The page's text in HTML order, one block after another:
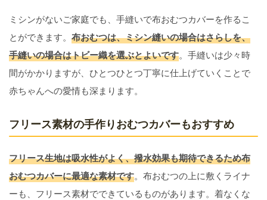
ミシンがないご家庭でも、手縫いで布おむつカバーを作るこ
とができます。 布おむつは、ミシン縫いの場合はさらしを、
手縫いの場合はトビー織を選ぶとよいです。手縫いは少々時
間がかかりますが、ひとつひとつ丁寧に仕上げていくことで
赤ちゃんへの愛情も深まります。
フリース素材の手作りおむつカバーもおすすめ
フリース生地は吸水性がよく、撥水効果も期待できるため布
おむつカバーに最適な素材です。布おむつの上に敷くライナ
ーも、フリース素材でできているものがあります。着なくな